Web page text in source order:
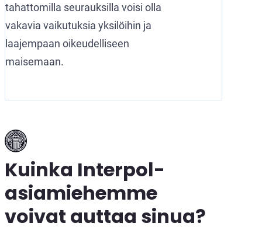
tahattomilla seurauksilla voisi olla
vakavia vaikutuksia yksilöihin ja
laajempaan oikeudelliseen
maisemaan.
Kuinka Interpol-
asiamiehemme
voivat auttaa sinua?